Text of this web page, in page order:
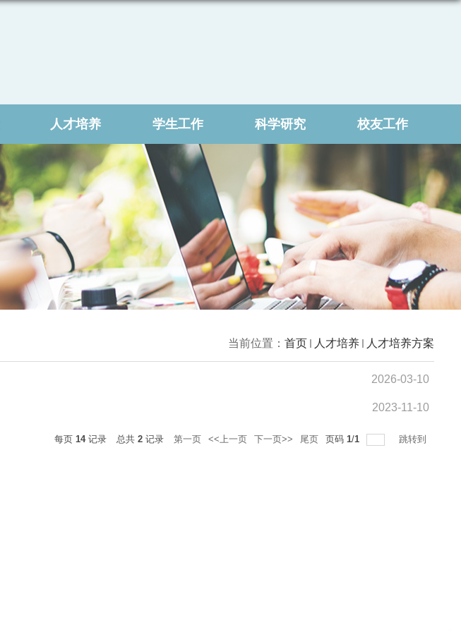
人才培养 学生工作 科学研究 校友工作
当前位置： 首页 人才培养 人才培养方案
2026-03-10
2023-11-10
每页 14记录 总共 2 记录 第一页 <<上一页 下一页>> 尾页 页码 1/1 跳转到